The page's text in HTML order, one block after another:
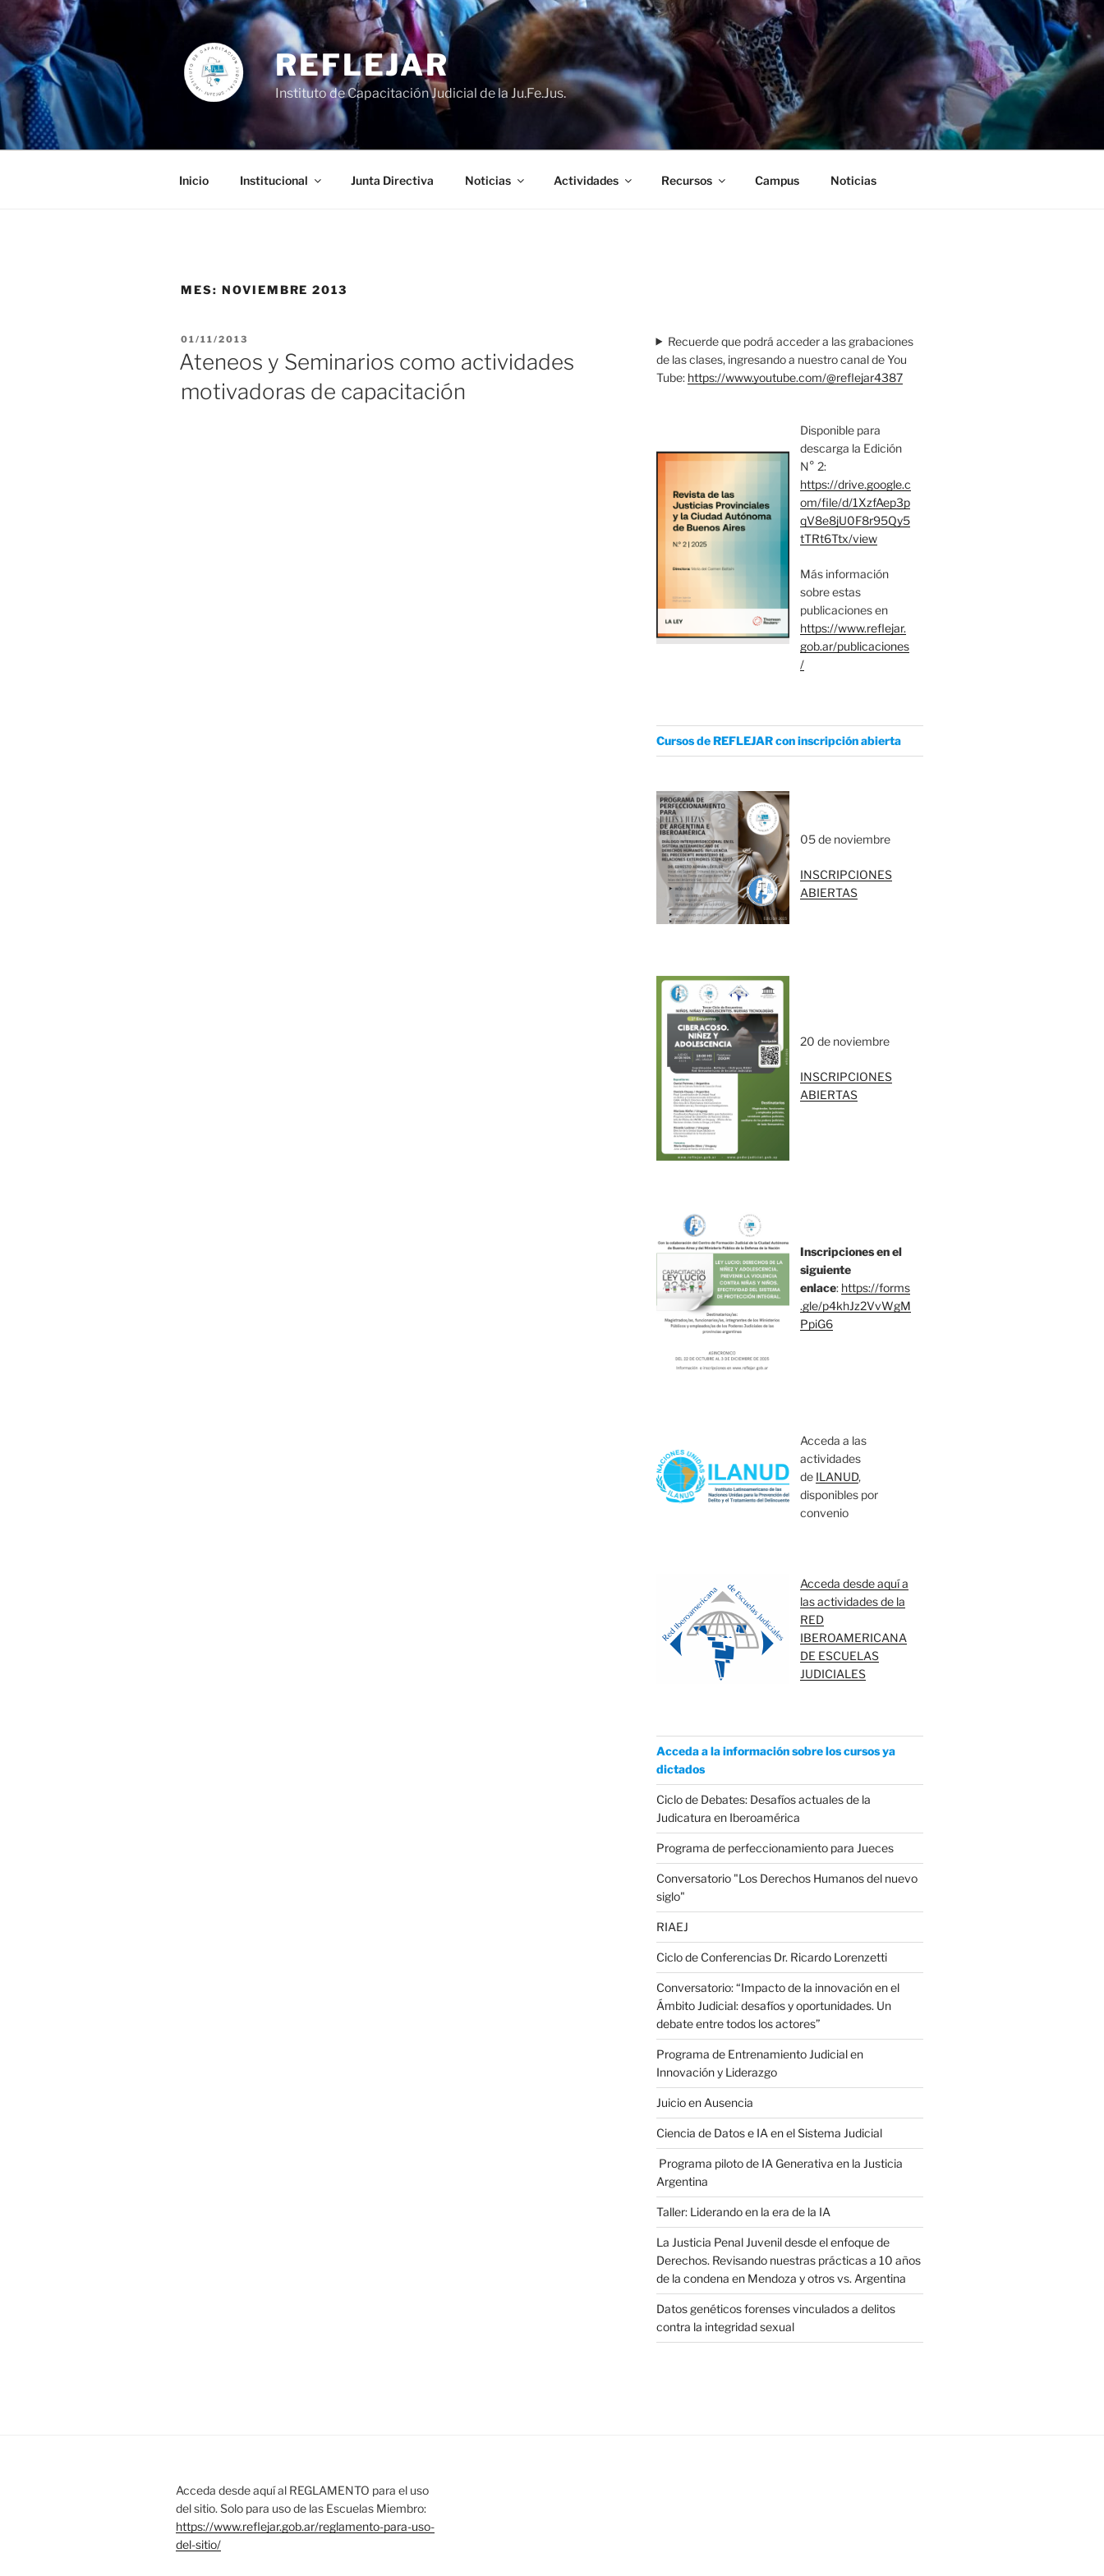
contenido
REFLEJAR
Instituto de Capacitación Judicial de la Ju.Fe.Jus.
Inicio Institucional Junta Directiva Noticias Actividades Recursos Campus Noticias
MES: NOVIEMBRE 2013
PUBLICADO
EL
01/11/2013
Ateneos y Seminarios como actividades
motivadoras de capacitación
Recuerde que podrá acceder a las grabaciones
de las clases, ingresando a nuestro canal de You
Tube: https://www.youtube.com/@reflejar4387
Disponible para
descarga la Edición
N° 2:
https://drive.google.c
om/file/d/1XzfAep3p
qV8e8jU0F8r95Qy5
tTRt6Ttx/view
Más información
sobre estas
publicaciones en
https://www.reflejar.
gob.ar/publicaciones
/
Cursos de REFLEJAR con inscripción abierta
05 de noviembre
INSCRIPCIONES
ABIERTAS
20 de noviembre
INSCRIPCIONES
ABIERTAS
Inscripciones en el
siguiente
enlace: https://forms
.gle/p4khJz2VvWgM
PpiG6
Acceda a las
actividades
de ILANUD,
disponibles por
convenio
Acceda desde aquí a
las actividades de la
RED
IBEROAMERICANA
DE ESCUELAS
JUDICIALES
Acceda a la información sobre los cursos ya
dictados
Ciclo de Debates: Desafíos actuales de la
Judicatura en Iberoamérica
Programa de perfeccionamiento para Jueces
Conversatorio "Los Derechos Humanos del nuevo
siglo"
RIAEJ
Ciclo de Conferencias Dr. Ricardo Lorenzetti
Conversatorio: “Impacto de la innovación en el
Ámbito Judicial: desafíos y oportunidades. Un
debate entre todos los actores”
Programa de Entrenamiento Judicial en
Innovación y Liderazgo
Juicio en Ausencia
Ciencia de Datos e IA en el Sistema Judicial
Programa piloto de IA Generativa en la Justicia
Argentina
Taller: Liderando en la era de la IA
La Justicia Penal Juvenil desde el enfoque de
Derechos. Revisando nuestras prácticas a 10 años
de la condena en Mendoza y otros vs. Argentina
Datos genéticos forenses vinculados a delitos
contra la integridad sexual
Acceda desde aquí al REGLAMENTO para el uso
del sitio. Solo para uso de las Escuelas Miembro:
https://www.reflejar.gob.ar/reglamento-para-uso-
del-sitio/